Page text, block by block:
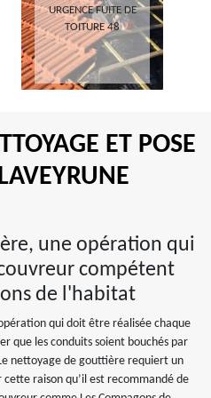
URGENCE FUITE DE
TOITURE 48
ET POSE
une opération qui
compétent
de l'habitat
qui doit être réalisée chaque
que les conduits soient bouchés par
nettoyage de gouttière requiert un
raison qu’il est recommandé de